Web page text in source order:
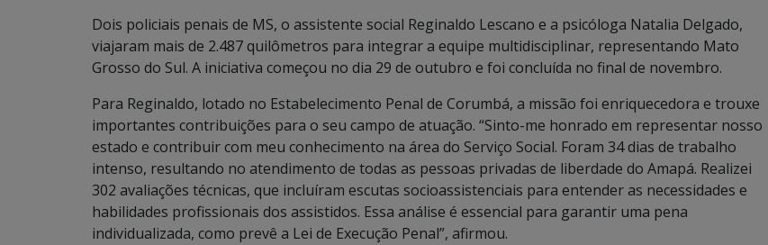
Dois policiais penais de MS, o assistente social Reginaldo Lescano e a psicóloga Natalia Delgado,
viajaram mais de 2.487 quilômetros para integrar a equipe multidisciplinar, representando Mato
Grosso do Sul. A iniciativa começou no dia 29 de outubro e foi concluída no final de novembro.
Para Reginaldo, lotado no Estabelecimento Penal de Corumbá, a missão foi enriquecedora e trouxe
importantes contribuições para o seu campo de atuação. “Sinto-me honrado em representar nosso
estado e contribuir com meu conhecimento na área do Serviço Social. Foram 34 dias de trabalho
intenso, resultando no atendimento de todas as pessoas privadas de liberdade do Amapá. Realizei
302 avaliações técnicas, que incluíram escutas socioassistenciais para entender as necessidades e
habilidades profissionais dos assistidos. Essa análise é essencial para garantir uma pena
individualizada, como prevê a Lei de Execução Penal”, afirmou.